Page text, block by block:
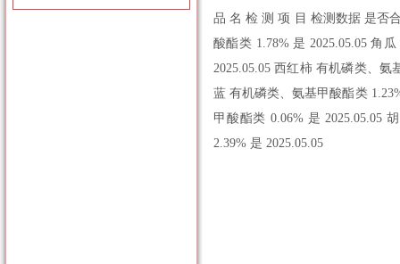
品 名 检 测 项 目 检测数据 是否
酸酯类 1.78% 是 2025.05.05 角
2025.05.05 西红柿 有机磷类、氨
蓝 有机磷类、氨基甲酸酯类
甲酸酯类 0.06% 是 2025.05.05
2.39% 是 2025.05.05